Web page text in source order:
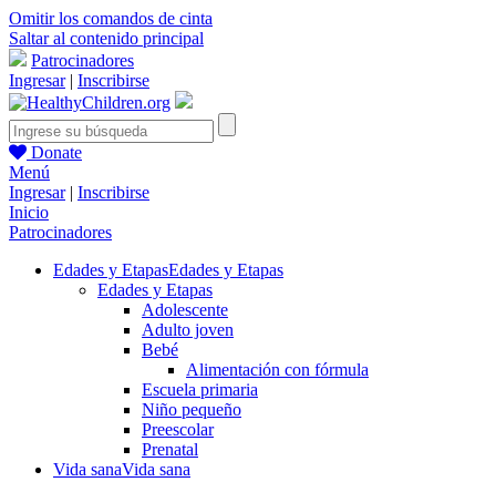
Omitir los comandos de cinta
Saltar al contenido principal
Patrocinadores
Ingresar| Inscribirse
Donate
Menú
Ingresar| Inscribirse
Inicio
Patrocinadores
Edades y EtapasEdades y Etapas
Edades y Etapas
Adolescente
Adulto joven
Bebé
Alimentación con fórmula
Escuela primaria
Niño pequeño
Preescolar
Prenatal
Vida sanaVida sana